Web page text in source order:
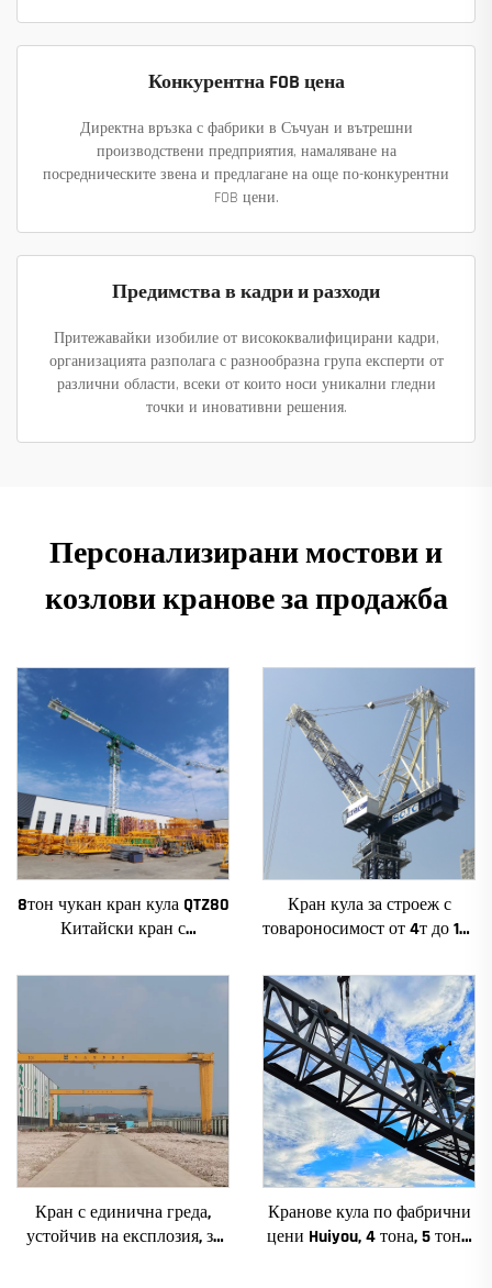
Конкурентна FOB цена
Директна връзка с фабрики в Съчуан и вътрешни
производствени предприятия, намаляване на
посредническите звена и предлагане на още по-конкурентни
FOB цени.
Предимства в кадри и разходи
Притежавайки изобилие от висококвалифицирани кадри,
организацията разполага с разнообразна група експерти от
различни области, всеки от които носи уникални гледни
точки и иновативни решения.
Персонализирани мостови и
козлови кранове за продажба
8тон чукан кран кула QTZ80
Китайски кран с
Кран кула за строеж с
товароносимост от 4т до 12т
зъбно колело, мотор, лагер,
основни компоненти
Кран с единична греда,
устойчив на експлозия, за
Кранове кула по фабрични
цени Huiyou, 4 тона, 5 тона,